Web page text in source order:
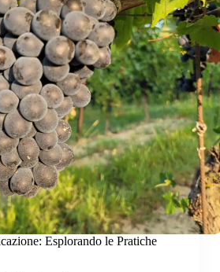
Esplorando le Pratiche